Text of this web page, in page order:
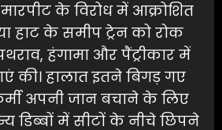
के विरोध में आक्रोशित
हाट के समीप ट्रेन को रोक
हंगामा और पैंट्रीकार में
की। हालात इतने बिगड़ गए
अपनी जान बचाने के लिए
डिब्बों में सीटों के नीचे छिपने